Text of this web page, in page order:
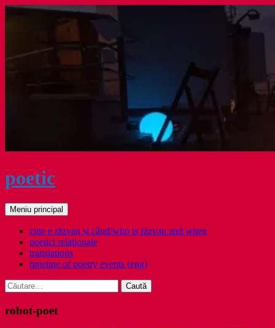
Sari
poetic
Caută
Meniu principal
cine e răzvan și când/who is răzvan and when
poetici relaţionale
translations
timeline of poetry events (eng)
Caută
după:
robot-poet